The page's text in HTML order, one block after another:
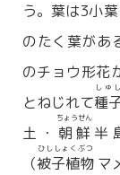
う。葉は3小
のたく葉があ
のチョウ形花
とねじれて種
しゅし
土・ 朝鮮
ちょうせん
半
（被子植物
ひししょくぶつ
マ